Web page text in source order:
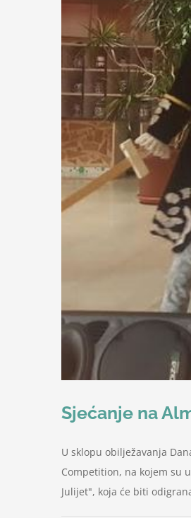
Sjećanje na
U sklopu obilježavanja
Competition, na kojem su
Julijet", koja će biti